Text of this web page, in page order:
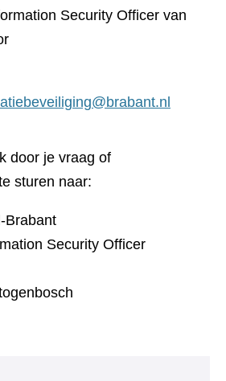
Security Officer van
door je vraag of
sturen naar:
Brabant
Security Officer